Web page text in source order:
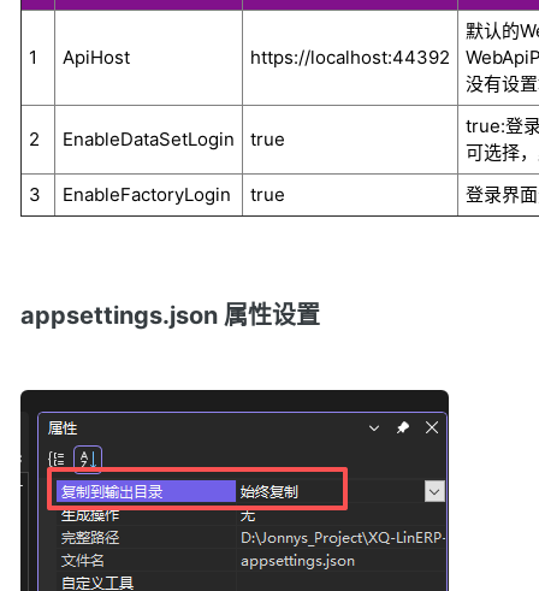
1 ApiHost https://localhost:44392
默认的
没有设
2 EnableDataSetLogin true
true:登
可选择
3
EnableFactoryLogin true 登录界
appsettings.json 属性设置